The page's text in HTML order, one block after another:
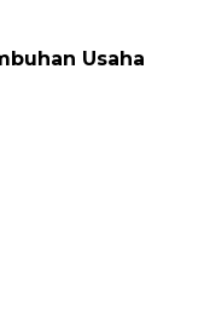
Usaha